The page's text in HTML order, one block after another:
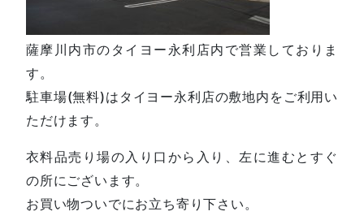
薩摩川内市のタイヨー永利店内で営業しておりま
す。
駐車場(無料)はタイヨー永利店の敷地内をご利用い
ただけます。
衣料品売り場の入り口から入り、左に進むとすぐ
の所にございます。
お買い物ついでにお立ち寄り下さい。